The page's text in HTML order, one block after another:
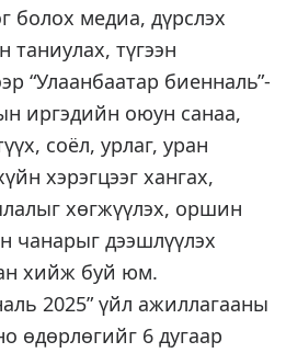
болох медиа, дүрслэх
таниулах, түгээн
“Улаанбаатар биенналь”-
иргэдийн оюун санаа,
соёл, урлаг, уран
хэрэгцээг хангах,
хөгжүүлэх, оршин
чанарыг дээшлүүлэх
хийж буй юм.
2025” үйл ажиллагааны
өдөрлөгийг 6 дугаар